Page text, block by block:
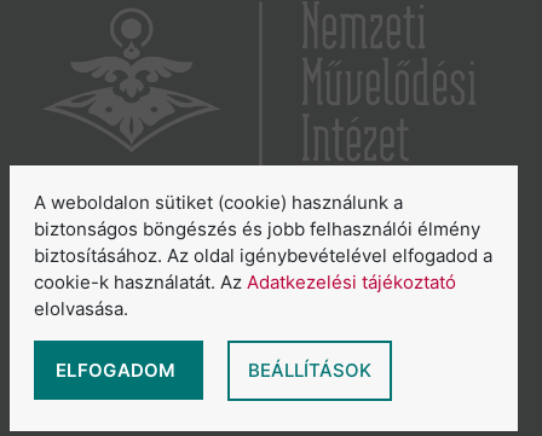
6065 Lakitelek, Szentkirályi út 2.
E-mail:aszakkor@nmi.hu
E-mail: titkarsag@nmi.hu
Adatkezelési tájékoztató
Általános Szerződési Feltételek
A weboldalon sütiket (cookie) használunk a
biztonságos böngészés és jobb felhasználói élmény
biztosításához. Az oldal igénybevételével elfogadod a
cookie-k használatát. Az Adatkezelési tájékoztató
elolvasása.
ELFOGADOM BEÁLLÍTÁSOK